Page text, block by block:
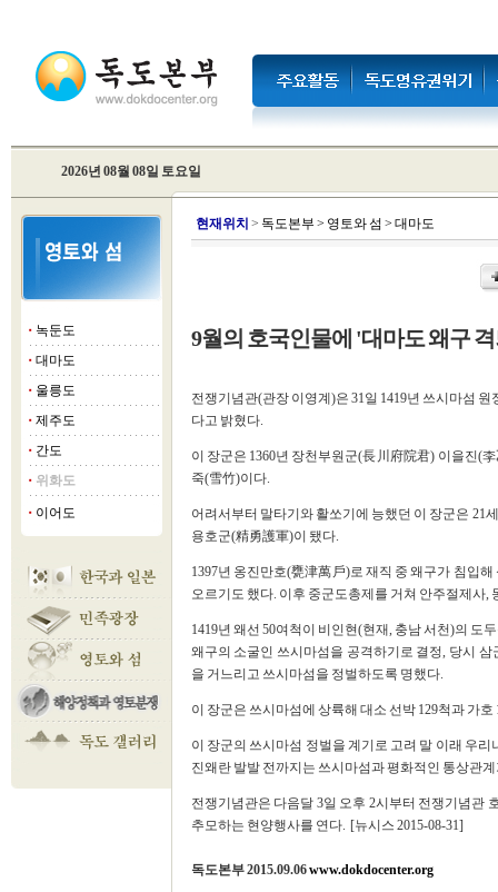
2026년 08월 08일 토요일
■ 녹둔도
■ 대마도
■ 울릉도
■ 제주도
■ 간도
■ 위화도
■ 이어도
현재위치 > 독도본부 > 영토와 섬 > 대마도
9월의 호국인물에 '대마도 왜구
전쟁기념관(관장 이영계)은 31일 1419년 쓰시마섬
다고 밝혔다.
이 장군은 1360년 장천부원군(長川府院君) 이을진(
죽(雪竹)이다.
어려서부터 말타기와 활쏘기에 능했던 이 장군은 21
용호군(精勇護軍)이 됐다.
1397년 옹진만호(甕津萬戶)로 재직 중 왜구가 침입
오르기도 했다. 이후 중군도총제를 거쳐 안주절제사
1419년 왜선 50여척이 비인현(현재, 충남 서천)의 도
왜구의 소굴인 쓰시마섬을 공격하기로 결정, 당시
을 거느리고 쓰시마섬을 정벌하도록 명했다.
이 장군은 쓰시마섬에 상륙해 대소 선박 129척과 가
이 장군의 쓰시마섬 정벌을 계기로 고려 말 이래 우
진왜란 발발 전까지는 쓰시마섬과 평화적인 통상관
전쟁기념관은 다음달 3일 오후 2시부터 전쟁기념관
추모하는 현양행사를 연다. [뉴시스 2015-08-31]
독도본부 2015.09.06www.dokdocenter.org